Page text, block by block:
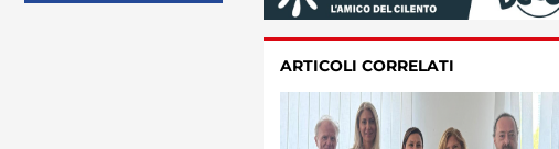
ARTICOLI CORRELATI